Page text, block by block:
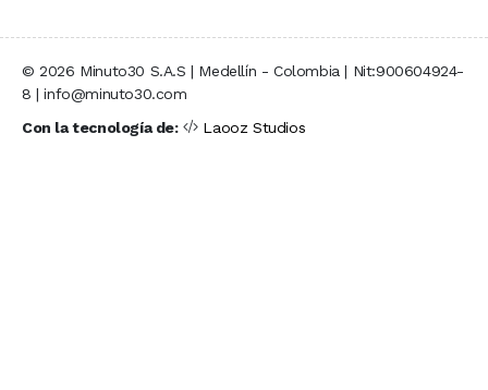
© 2026 Minuto30 S.A.S | Medellín - Colombia | Nit:900604924-
8 | info@minuto30.com
Con la tecnología de:
Laooz Studios